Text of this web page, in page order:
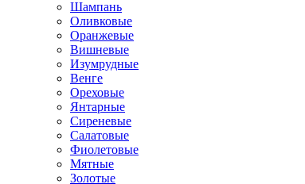
Шампань
Оливковые
Оранжевые
Вишневые
Изумрудные
Венге
Ореховые
Янтарные
Сиреневые
Салатовые
Фиолетовые
Мятные
Золотые